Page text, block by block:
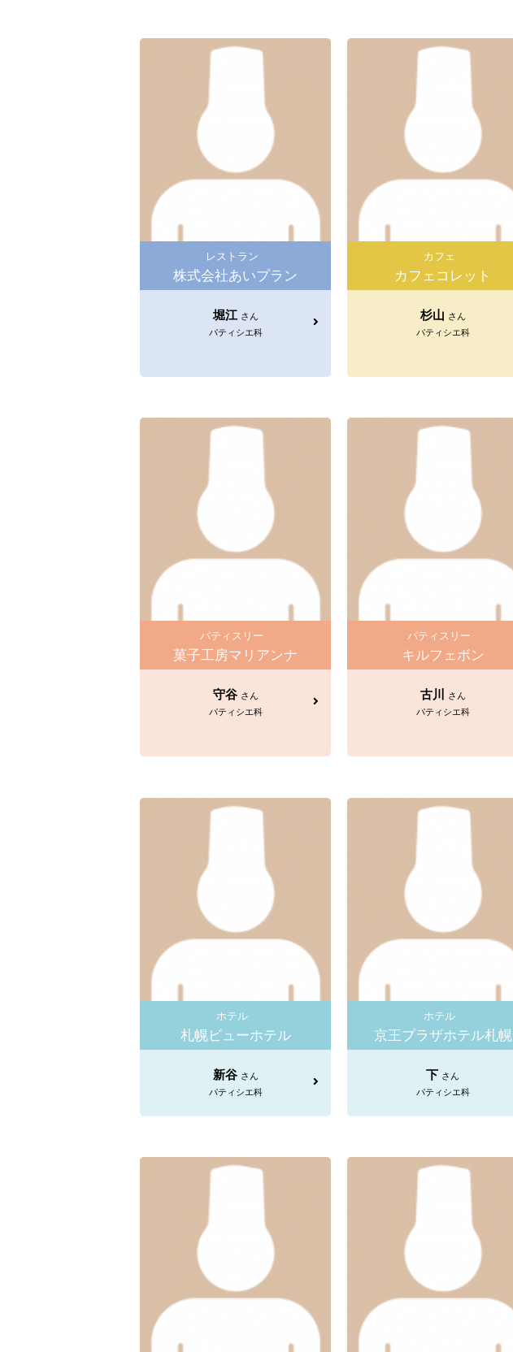
レストラン
株式会社あいプラン
堀江 さん
パティシエ科
カフェ
カフェコレット
杉山 さん
パティシエ科
パティスリー
菓子工房マリアンナ
守谷 さん
パティシエ科
パティスリー
キルフェボン
古川
さん
パティシエ科
ホテル
札幌ビューホテル
新谷 さん
パティシエ科
ホテル
京王プラザホテル札幌
下 さん
パティシエ科